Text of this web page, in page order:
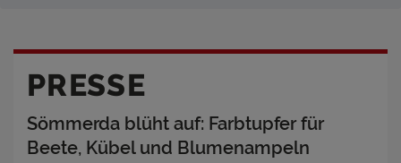
PRESSE
Sömmerda blüht auf: Farbtupfer für
Beete, Kübel und Blumenampeln